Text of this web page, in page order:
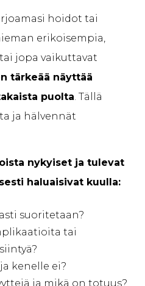
hoidot tai
erikoisempia,
jopa vaikuttavat
tärkeää näyttää
puolta. Tällä
ja hälvennät
nykyiset ja tulevat
haluaisivat kuulla:
suoritetaan?
tai
kenelle ei?
ja mikä on totuus?